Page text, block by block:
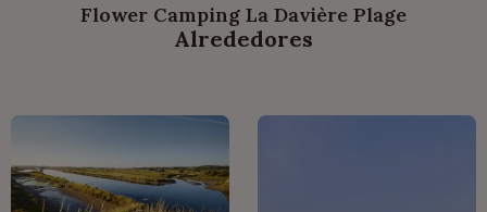
Flower Camping La Davière Plage
Alrededores